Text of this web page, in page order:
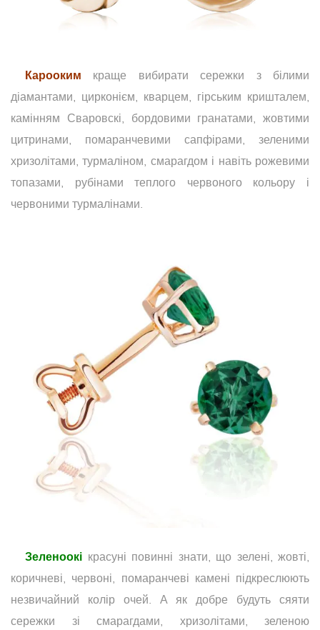
Карооким краще вибирати сережки з білими
діамантами, цирконієм, кварцем, гірським кришталем,
камінням Сваровскі, бордовими гранатами, жовтими
цитринами, помаранчевими сапфірами, зеленими
хризолітами, турмаліном, смарагдом і навіть рожевими
топазами, рубінами теплого червоного кольору і
червоними турмалінами.
Зеленоокі красуні повинні знати, що зелені, жовті,
коричневі, червоні, помаранчеві камені підкреслюють
незвичайний колір очей. А як добре будуть сяяти
сережки зі смарагдами, хризолітами, зеленою